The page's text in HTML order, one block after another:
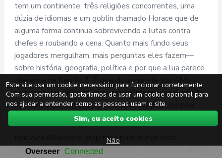
tem um continente, três religiões concorrentes, uma
dúzia de idiomas e um goblin chamado Horace que de
alguma forma continua sobrevivendo a lutas contra
chefes e roubando a cena. Quanto mais fundo seus
jogadores mergulham, mais perguntas eles fazem—
sobre história, geografia, política e por que a lua parece
diferente na Região 7. É quando a maioria dos GMs
começa a suar. Porque enquanto a imaginação é infinita,
suas anotações, memória e sistema de post-its não
EpicWorldBuilder é projetado para domar essa
confusão—não colocando limitações na sua criatividade,
Este site usa um cookie necessário para funcionar corretamente.
Com sua permissão, gostaríamos de usar um cookie opcional para
nos ajudar a entender como as pessoas usam o site.
Sim, eu aceito cookies
Não